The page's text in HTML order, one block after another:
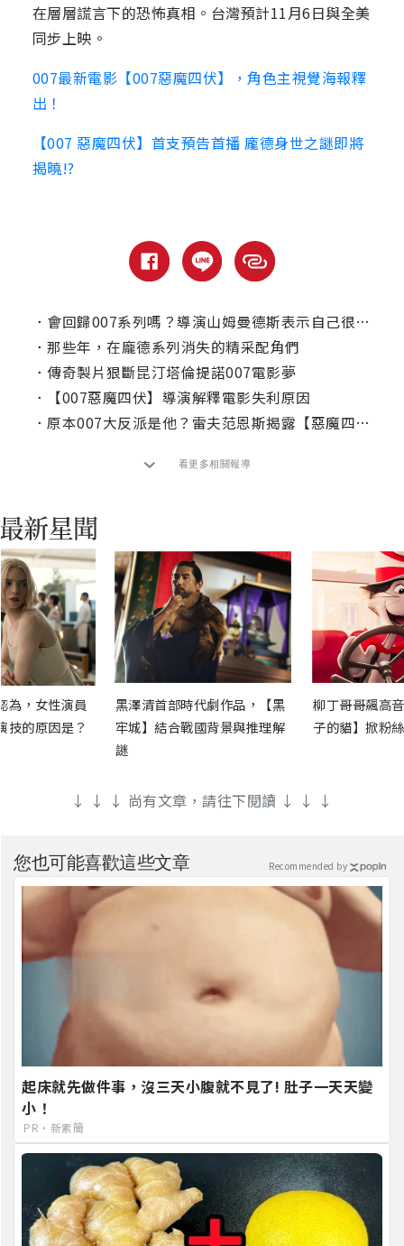
在層層謊言下的恐怖真相。台灣預計11月6日與全美
同步上映。
007最新電影【007惡魔四伏】，角色主視覺海報釋
出！
【007 惡魔四伏】首支預告首播 龐德身世之謎即將
揭曉!?
． 會回歸007系列嗎？導演山姆曼德斯表示自己很懷疑這件事！
． 那些年，在龐德系列消失的精采配角們
． 傳奇製片狠斷昆汀塔倫提諾007電影夢
．
【007惡魔四伏】導演解釋電影失利原因
． 原本007大反派是他？雷夫范恩斯揭露【惡魔四伏】反轉劇情
看更多相關報導
為，女性演員
技的原因是？
黑澤清首部時代劇作品，【黑
牢城】結合戰國背景與推理解
謎
柳丁哥哥飆高
子的貓】掀粉
↓ ↓ ↓ 尚有文章，請往下閱讀 ↓ ↓ ↓
您也可能喜歡這些文章
起床就先做件事，沒三天小腹就不見了! 肚子一天天變
小！
PR・新素簡
Recommended by